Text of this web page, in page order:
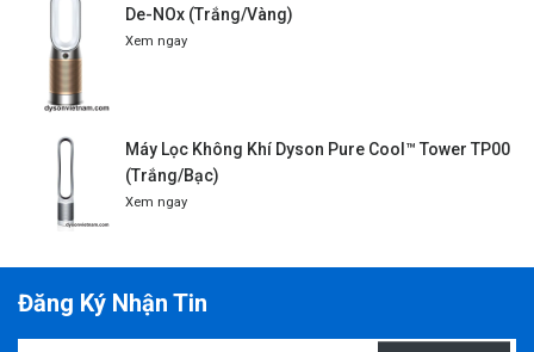
De-NOx (Trắng/Vàng)
Xem ngay
Máy Lọc Không Khí Dyson Pure Cool™ Tower TP00
(Trắng/Bạc)
Xem ngay
Đăng Ký Nhận Tin